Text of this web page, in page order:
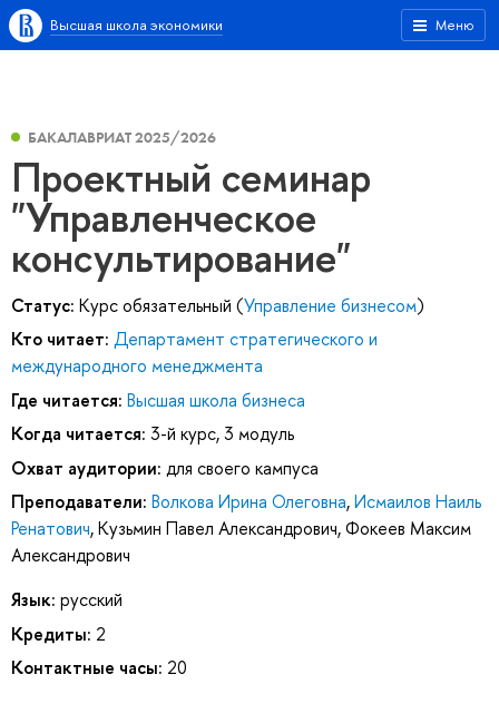
Меню
Высшая школа экономики
БАКАЛАВРИАТ 2025/2026
Проектный семинар
"Управленческое
консультирование"
Статус: Курс обязательный (Управление бизнесом)
Кто читает: Департамент стратегического и
международного менеджмента
Где читается: Высшая школа бизнеса
Когда читается: 3-й курс, 3 модуль
Охват аудитории: для своего кампуса
Преподаватели: Волкова Ирина Олеговна,Исмаилов Наиль
Ренатович,Кузьмин Павел Александрович,Фокеев Максим
Александрович
Язык: русский
Кредиты: 2
Контактные часы: 20